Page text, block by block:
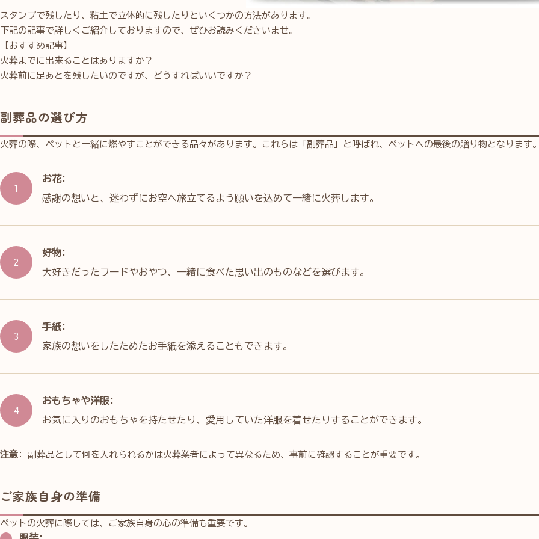
スタンプで残したり、粘土で立体的に残したりといくつかの方法があります。
下記の記事で詳しくご紹介しておりますので、ぜひお読みくださいませ。
【おすすめ記事】
火葬までに出来ることはありますか？
火葬前に足あとを残したいのですが、どうすればいいですか？
副葬品の選び方
火葬の際、ペットと一緒に燃やすことができる品々があります。これらは「副葬品」と呼ばれ、ペットへの最後の贈り物となります
お花:
感謝の想いと、迷わずにお空へ旅立てるよう願いを込めて一緒に火葬します。
好物:
大好きだったフードやおやつ、一緒に食べた思い出のものなどを選びます。
手紙:
家族の想いをしたためたお手紙を添えることもできます。
おもちゃや洋服 :
お気に入りのおもちゃを持たせたり、愛用していた洋服を着せたりすることができます。
注意 : 副葬品として何を入れられるかは火葬業者によって異なるため、事前に確認することが重要です。
ご家族自身の準備
ペットの火葬に際しては、ご家族自身の心の準備も重要です。